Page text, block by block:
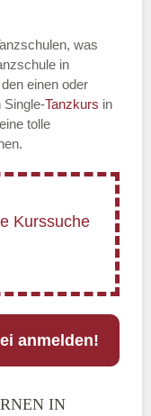
was
in
einen oder
Single-Tanzkurs in
tolle
anmelden!
IN